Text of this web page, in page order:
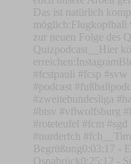
Das ist natürlich
möglich:⁠⁠⁠⁠⁠⁠Flugkopfball
zur neuen Folge des
Quizpodcast⁠⁠⁠⁠⁠⁠__Hier
#fcstpauli #fcsp
#podcast
#zweitebundesliga
#btsv #vflwolfsburg
#roteteufel #fcm
#nurderfch
Begrüßung0:03:17 -
Osnabrück0:25:12 -